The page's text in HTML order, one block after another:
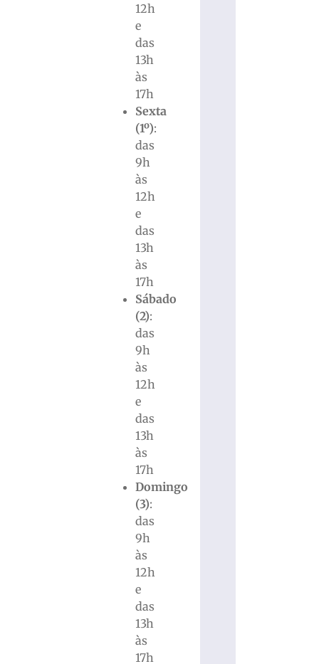
12h
e
das
13h
às
17h
Sexta
(1º):
das
9h
às
12h
e
das
13h
às
17h
Sábado
(2):
das
9h
às
12h
e
das
13h
às
17h
Domingo
(3):
das
9h
às
12h
e
das
13h
às
17h